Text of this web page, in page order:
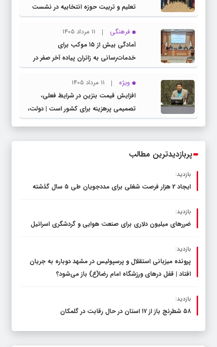
تعلیم و تربیت حوزه انتخابیه در نشست
مشترک عضو کمیسیون آموزش مجلس با
مدیرکل آموزش و پرورش خراسان رضوی
فرهنگی
11 مرداد 1405
آمادگی بیش از ۱۵ موکب برای
خدمات‌رسانی به زائران پیاده آخر صفر در
شهرستان چناران
ویژه
11 مرداد 1405
افزایش قیمت بنزین در شرایط فعلی،
تصمیمی پرهزینه برای کشور است | دولت،
قاچاق سوخت و عوامل اصلی ناترازی را
پربازدیدترین مطالب
بازدید:
ایجاد 2 هزار فرصت شغلی برای مددجویان طی ۵ سال گذشته
بازدید:
ضررهای میلیون دلاری برای صنعت هوایی و گردشگری اسرائیل
بازدید:
پرونده میزبانی استقلال و پرسپولیس در مشهد دوباره به جریان
افتاد | قفل در‌های ورزشگاه امام رضا(ع) باز می‌شود؟
بازدید:
۵۸ شطرنج‌ باز از ۱۷ استان در حال رقابت در گلمکان